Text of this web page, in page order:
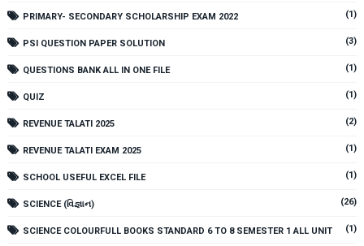
PRIMARY- SECONDARY SCHOLARSHIP EXAM 2022 (1)
PSI QUESTION PAPER SOLUTION (3)
QUESTIONS BANK ALL IN ONE FILE (1)
QUIZ (1)
REVENUE TALATI 2025 (2)
REVENUE TALATI EXAM 2025 (1)
SCHOOL USEFUL EXCEL FILE (1)
SCIENCE (વિજ્ઞાન) (26)
SCIENCE COLOURFULL BOOKS STANDARD 6 TO 8 SEMESTER 1 ALL UNIT (1)